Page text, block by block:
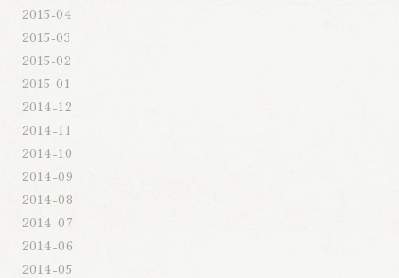
2015-04
2015-03
2015-02
2015-01
2014-12
2014-11
2014-10
2014-09
2014-08
2014-07
2014-06
2014-05